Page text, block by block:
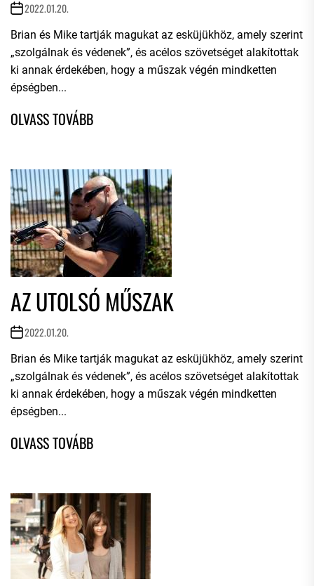
2022.01.20.
Brian és Mike tartják magukat az esküjükhöz, amely szerint
„szolgálnak és védenek”, és acélos szövetséget alakítottak
ki annak érdekében, hogy a műszak végén mindketten
épségben...
AZ UTOLSÓ MŰSZAK
2022.01.20.
Brian és Mike tartják magukat az esküjükhöz, amely szerint
„szolgálnak és védenek”, és acélos szövetséget alakítottak
ki annak érdekében, hogy a műszak végén mindketten
épségben...